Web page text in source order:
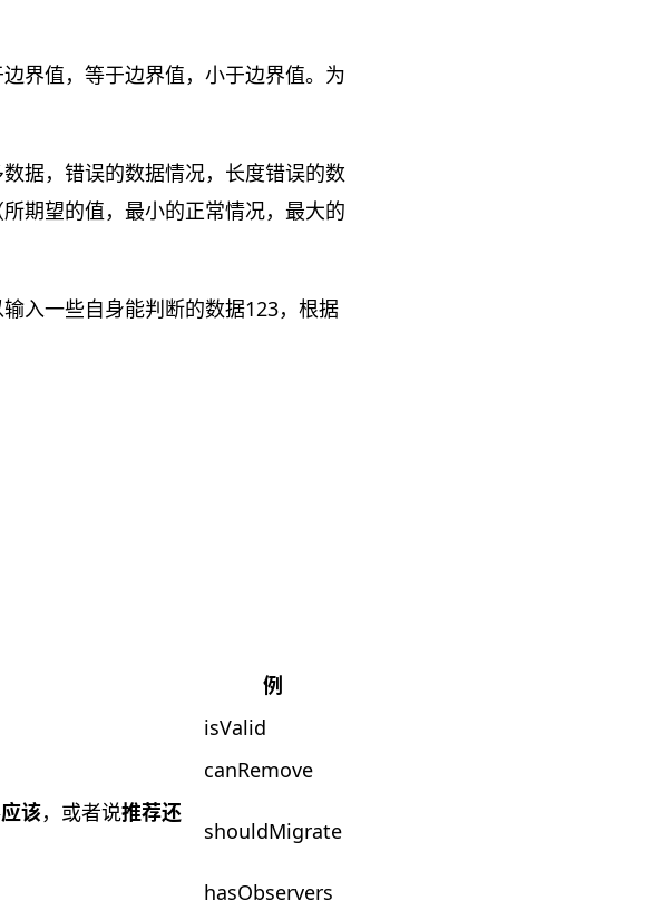
界值，等于边界值，小于边界值。为
据，错误的数据情况，长度错误的数
期望的值，最小的正常情况，最大的
入一些自身能判断的数据123，根据
例
isValid
canRemove
该，或者说推荐还
shouldMigrate
hasObservers